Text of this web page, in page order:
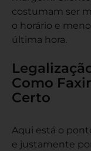
costumam ser
o horário e
última hora.
Como
Certo
Aqui está o
e justamente